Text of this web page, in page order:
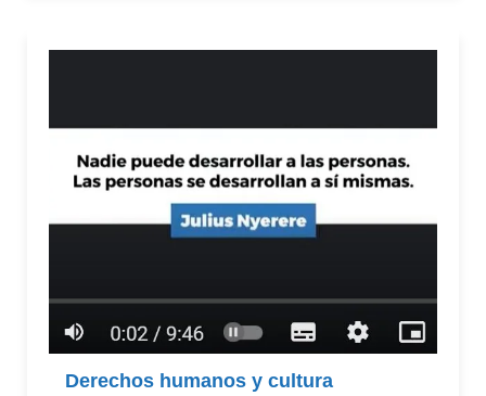
Derechos humanos y cultura